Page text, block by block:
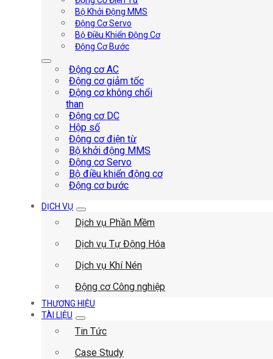
Bộ Khởi Động MMS
Động Cơ Servo
Bộ Điều Khiển Động Cơ
Động Cơ Bước
Động cơ AC
Động cơ giảm tốc
Động cơ không chổi
than
Động cơ DC
Hộp số
Động cơ điện từ
Bộ khởi động MMS
Động cơ Servo
Bộ điều khiển động cơ
Động cơ bước
DỊCH VỤ
Dịch vụ Phần Mềm
Dịch vụ Tự Động Hóa
Dịch vụ Khí Nén
Động cơ Công nghiệp
THƯƠNG HIỆU
TÀI LIỆU
Tin Tức
Case Study